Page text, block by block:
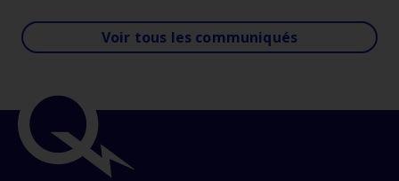
Voir tous les communiqués